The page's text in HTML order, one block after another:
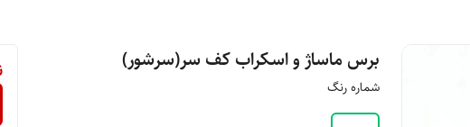
برس ماساژ و اسکراب کف سر(سرشور)
شماره رنگ